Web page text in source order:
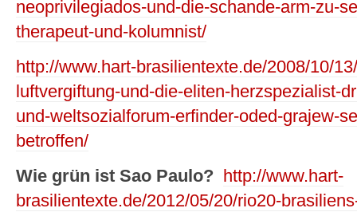
neoprivilegiados-und-die-schande-arm-zu-
therapeut-und-kolumnist/
http://www.hart-brasilientexte.de/2008/10/
luftvergiftung-und-die-eliten-herzspezialist-
und-weltsozialforum-erfinder-oded-grajew-
betroffen/
Wie grün ist Sao Paulo?
http://www.hart-
brasilientexte.de/2012/05/20/rio20-